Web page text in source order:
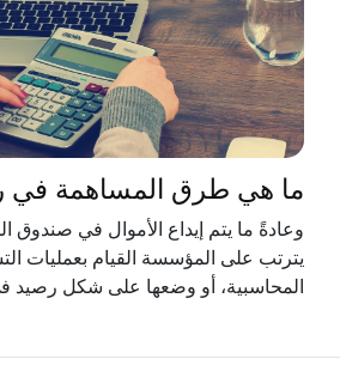
ما هي طرق المساهمة في
وعادةً ما يتم إيداع الأموال في صندوق
يترتب على المؤسسة القيام بعمليات
المحاسبية، أو وضعها على شكل رصيد